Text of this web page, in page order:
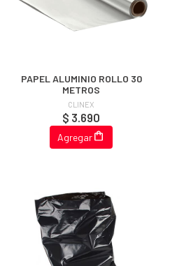
PAPEL ALUMINIO ROLLO 30
METROS
CLINEX
$ 3.690
Agregar